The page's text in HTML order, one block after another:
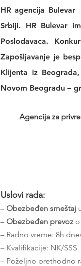
HR agencija Bulevar
Srbiji. HR Bulevar
Poslodavaca.
Zapošljavanje je
Klijenta iz
Novom Beogradu –
Agencija za
Uslovi rada:
– Obezbeđen smeštaj
– Obezbeđen prevoz
– Radno vreme: 8h
– Kvalifikacije: NK/SSS
– Poželjno prethodno